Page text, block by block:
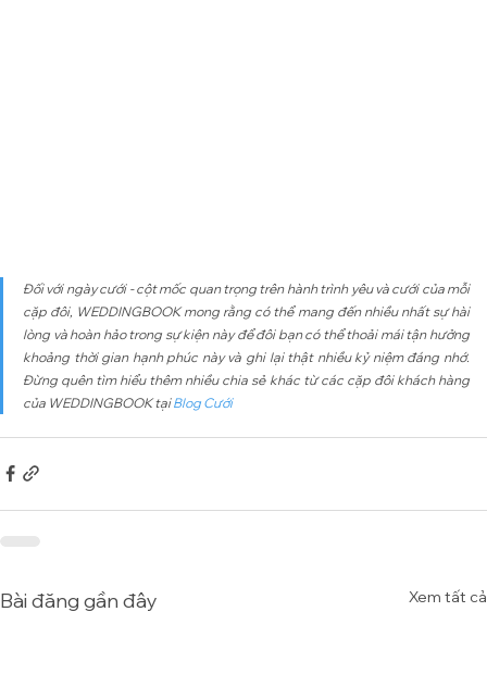
Đối với ngày cưới - cột mốc quan trọng trên hành trình yêu và cưới của mỗi
cặp đôi, WEDDINGBOOK mong rằng có thể mang đến nhiều nhất sự hài
lòng và hoàn hảo trong sự kiện này để đôi bạn có thể thoải mái tận hưởng
khoảng thời gian hạnh phúc này và ghi lại thật nhiều kỷ niệm đáng nhớ.
Đừng quên tìm hiểu thêm nhiều chia sẻ khác từ các cặp đôi khách hàng
của WEDDINGBOOK tại Blog Cưới
Bài đăng gần đây Xem tất cả